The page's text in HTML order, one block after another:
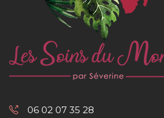
06 02 07 35 28